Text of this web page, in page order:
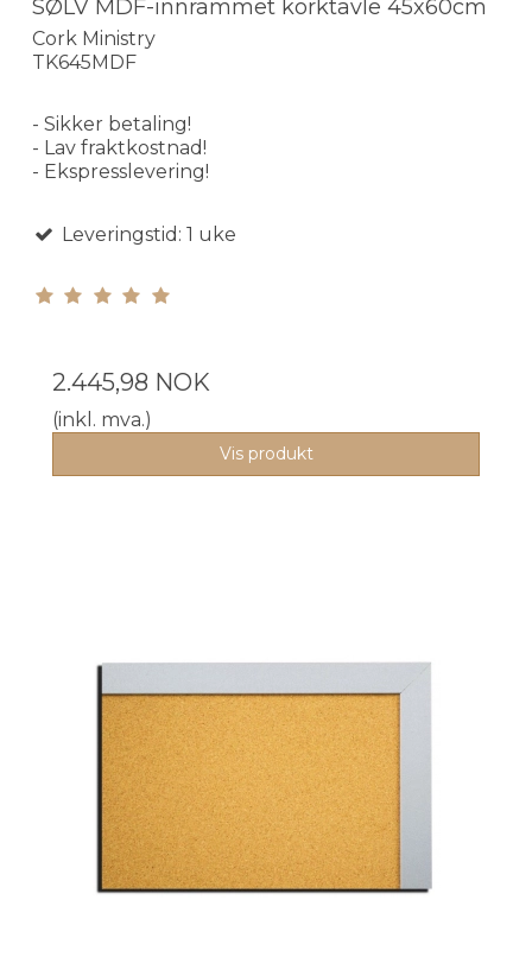
SØLV MDF-innrammet korktavle 45x60cm
Cork Ministry
TK645MDF
- Sikker betaling!
- Lav fraktkostnad!
- Ekspresslevering!
Leveringstid: 1 uke
2.445,98 NOK
(inkl. mva.)
Vis produkt